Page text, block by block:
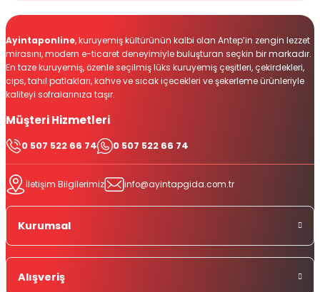
Ayintaponline, kuruyemiş kültürünün kalbi olan Antep’in zengin lezzet
mirasını, modern e-ticaret deneyimiyle buluşturan seçkin bir markadır.
En taze kuruyemiş, özenle seçilmiş lüks kuruyemiş çeşitleri, çekirdekleri,
cips, tahıl patlakları, kahve ve sıcak içecekleri ve şekerleme ürünleriyle
kaliteyi sofralarınıza taşır.
Müşteri Hizmetleri
0 507 522 66 74 0 507 522 66 74
İletişim Bilgilerimiz info@ayintapgida.com.tr
Kurumsal
Alışveriş